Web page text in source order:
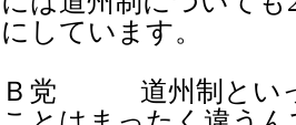
にしています。
Ｂ党 道州制といっ